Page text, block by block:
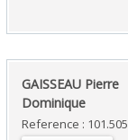
‎GAISSEAU Pierre
Dominique‎
Reference : 101.505